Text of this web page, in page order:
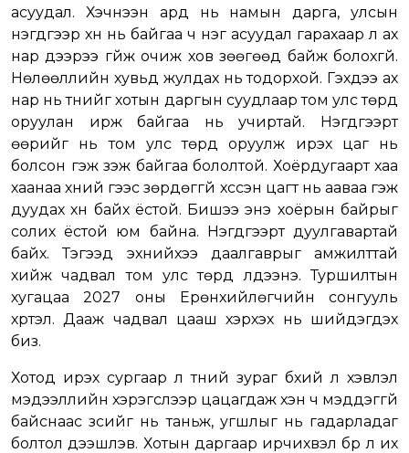
асуудал. Хэчнээн ард нь намын дарга, улсын
нэгдүгээр хүн нь байгаа ч нэг асуудал гарахаар л ах
нар дээрээ гүйж очиж хов зөөгөөд байж болохгүй.
Нөлөөллийн хувьд жулдах нь тодорхой. Гэхдээ ах
нар нь түүнийг хотын даргын суудлаар том улс төрд
оруулан ирж байгаа нь учиртай. Нэгдүгээрт
өөрийг нь том улс төрд оруулж ирэх цаг нь
болсон гэж үзэж байгаа бололтой. Хоёрдугаарт хаа
хаанаа хүний үгээс зөрдөггүй хүссэн цагт нь ааваа гэж
дуудах хүн байх ёстой. Бишээ энэ хоёрын байрыг
солих ёстой юм байна. Нэгдүгээрт дуулгавартай
байх. Тэгээд эхнийхээ даалгаврыг амжилттай
хийж чадвал том улс төрд үлдээнэ. Туршилтын
хугацаа 2027 оны Ерөнхийлөгчийн сонгууль
хүртэл. Дааж чадвал цааш хэрхэх нь шийдэгдэх
биз.
Хотод ирэх сургаар л түүний зураг бүхий л хэвлэл
мэдээллийн хэрэгслээр цацагдаж хэн ч мэддэггүй
байснаас зүсийг нь таньж, угшлыг нь гадарладаг
болтол дээшлэв. Хотын даргаар ирчихвэл бүр л их